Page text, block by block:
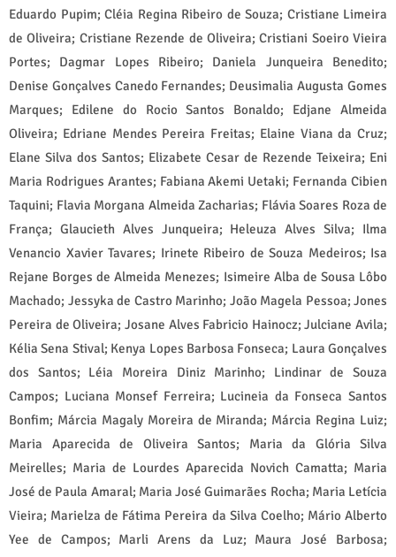
Eduardo Pupim; Cléia Regina Ribeiro de Souza; Cristiane Limeira
de Oliveira; Cristiane Rezende de Oliveira; Cristiani Soeiro Vieira
Portes; Dagmar Lopes Ribeiro; Daniela Junqueira Benedito;
Denise Gonçalves Canedo Fernandes; Deusimalia Augusta Gomes
Marques; Edilene do Rocio Santos Bonaldo; Edjane Almeida
Oliveira; Edriane Mendes Pereira Freitas; Elaine Viana da Cruz;
Elane Silva dos Santos; Elizabete Cesar de Rezende Teixeira; Eni
Maria Rodrigues Arantes; Fabiana Akemi Uetaki; Fernanda Cibien
Taquini; Flavia Morgana Almeida Zacharias; Flávia Soares Roza de
França; Glaucieth Alves Junqueira; Heleuza Alves Silva; Ilma
Venancio Xavier Tavares; Irinete Ribeiro de Souza Medeiros; Isa
Rejane Borges de Almeida Menezes; Isimeire Alba de Sousa Lôbo
Machado; Jessyka de Castro Marinho; João Magela Pessoa; Jones
Pereira de Oliveira; Josane Alves Fabricio Hainocz; Julciane Avila;
Kélia Sena Stival; Kenya Lopes Barbosa Fonseca; Laura Gonçalves
dos Santos; Léia Moreira Diniz Marinho; Lindinar de Souza
Campos; Luciana Monsef Ferreira; Lucineia da Fonseca Santos
Bonfim; Márcia Magaly Moreira de Miranda; Márcia Regina Luiz;
Maria Aparecida de Oliveira Santos; Maria da Glória Silva
Meirelles; Maria de Lourdes Aparecida Novich Camatta; Maria
José de Paula Amaral; Maria José Guimarães Rocha; Maria Letícia
Vieira; Marielza de Fátima Pereira da Silva Coelho; Mário Alberto
Yee de Campos; Marli Arens da Luz; Maura José Barbosa;